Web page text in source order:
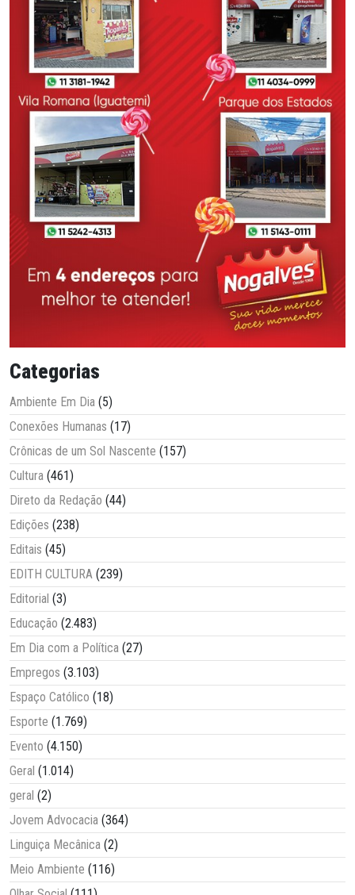
Categorias
Ambiente Em Dia (5)
Conexões Humanas (17)
Crônicas de um Sol Nascente (157)
Cultura (461)
Direto da Redação (44)
Edições (238)
Editais (45)
EDITH CULTURA (239)
Editorial (3)
Educação (2.483)
Em Dia com a Política (27)
Empregos (3.103)
Espaço Católico (18)
Esporte (1.769)
Evento (4.150)
Geral (1.014)
geral (2)
Jovem Advocacia (364)
Linguiça Mecânica (2)
Meio Ambiente (116)